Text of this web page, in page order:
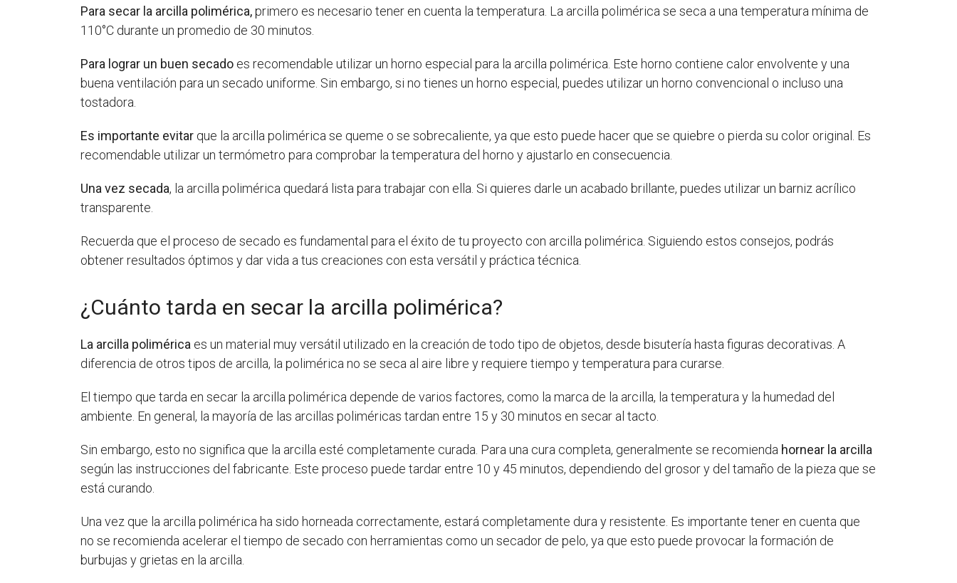
Para secar la arcilla polimérica,primero es necesario tener en cuenta la temperatura. La arcilla polimérica se seca a una temperatura mínima de
110°C durante un promedio de 30 minutos.
Para lograr un buen secado es recomendable utilizar un horno especial para la arcilla polimérica. Este horno contiene calor envolvente y una
buena ventilación para un secado uniforme. Sin embargo, si no tienes un horno especial, puedes utilizar un horno convencional o incluso una
tostadora.
Es importante evitar que la arcilla polimérica se queme o se sobrecaliente, ya que esto puede hacer que se quiebre o pierda su color original. Es
recomendable utilizar un termómetro para comprobar la temperatura del horno y ajustarlo en consecuencia.
Una vez secada, la arcilla polimérica quedará lista para trabajar con ella. Si quieres darle un acabado brillante, puedes utilizar un barniz acrílico
transparente.
Recuerda que el proceso de secado es fundamental para el éxito de tu proyecto con arcilla polimérica. Siguiendo estos consejos, podrás
obtener resultados óptimos y dar vida a tus creaciones con esta versátil y práctica técnica.
¿Cuánto tarda en secar la arcilla polimérica?
La arcilla polimérica es un material muy versátil utilizado en la creación de todo tipo de objetos, desde bisutería hasta figuras decorativas. A
diferencia de otros tipos de arcilla, la polimérica no se seca al aire libre y requiere tiempo y temperatura para curarse.
El tiempo que tarda en secar la arcilla polimérica depende de varios factores, como la marca de la arcilla, la temperatura y la humedad del
ambiente. En general, la mayoría de las arcillas poliméricas tardan entre 15 y 30 minutos en secar al tacto.
Sin embargo, esto no significa que la arcilla esté completamente curada. Para una cura completa, generalmente se recomienda hornear la arcilla
según las instrucciones del fabricante. Este proceso puede tardar entre 10 y 45 minutos, dependiendo del grosor y del tamaño de la pieza que se
está curando.
Una vez que la arcilla polimérica ha sido horneada correctamente, estará completamente dura y resistente. Es importante tener en cuenta que
no se recomienda acelerar el tiempo de secado con herramientas como un secador de pelo, ya que esto puede provocar la formación de
burbujas y grietas en la arcilla.